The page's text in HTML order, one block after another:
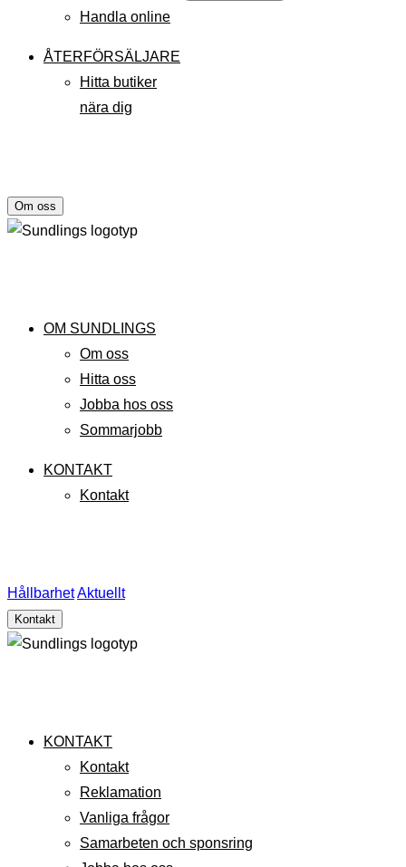
Handla online
ÅTERFÖRSÄLJARE
Hitta butiker
nära dig
Om oss
OM SUNDLINGS
Om oss
Hitta oss
Jobba hos oss
Sommarjobb
KONTAKT
Kontakt
HållbarhetAktuellt
Kontakt
KONTAKT
Kontakt
Reklamation
Vanliga frågor
Samarbeten och sponsring